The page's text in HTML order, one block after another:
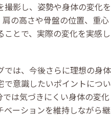
撮影し、姿勢や身体の変化を
の高さや骨盤の位置、重心
とで、実際の変化を実感し
では、今後さらに理想の身体
で意識したいポイントについ
は気づきにくい身体の変化
ーションを維持しながら継